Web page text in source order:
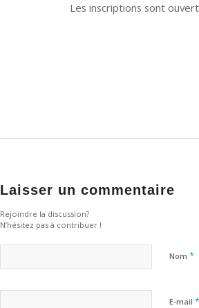
Les inscriptions sont
Laisser un commentaire
Rejoindre la discussion?
N’hésitez pas à contribuer !
Nom *
E-mail *